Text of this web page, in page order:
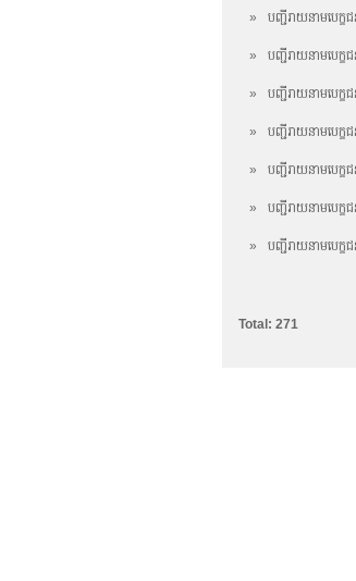
» បញ្ជីរាយនាមបេក្
» បញ្ជីរាយនាមបេក្ខ
» បញ្ជីរាយនាមបេក្
» បញ្ជីរាយនាមបេក្
» បញ្ជីរាយនាមបេក្ខ
» បញ្ជីរាយនាមបេក្
» បញ្ជីរាយនាមបេក្
Total: 271